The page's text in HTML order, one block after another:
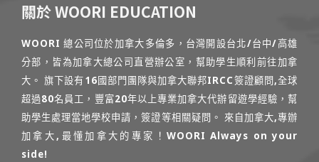
關於 WOORI EDUCATION
WOORI 總公司位於加拿大多倫多，台灣開設台北/台中/高雄
分部，皆為加拿大總公司直營辦公室，幫助學生順利前往加拿
大。 旗下設有16國部門團隊與加拿大聯邦IRCC簽證顧問,全球
超過80名員工，豐富20年以上專業加拿大代辦留遊學經驗，幫
助學生處理當地學校申請，簽證等相關疑問。 來自加拿大,專辦
加拿大,最懂加拿大的專家！WOORI Always on your
side!